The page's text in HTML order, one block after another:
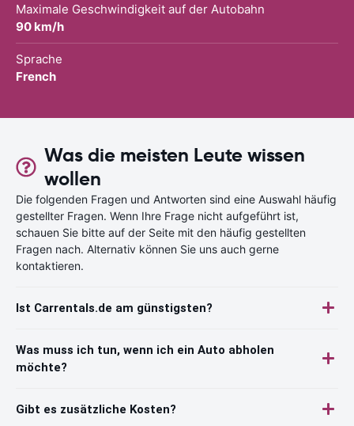
Maximale Geschwindigkeit auf der Autobahn
90 km/h
Sprache
French
Was die meisten Leute wissen
wollen
Die folgenden Fragen und Antworten sind eine Auswahl häufig
gestellter Fragen. Wenn Ihre Frage nicht aufgeführt ist,
schauen Sie bitte auf der Seite mit den häufig gestellten
Fragen nach. Alternativ können Sie uns auch gerne
kontaktieren.
Ist Carrentals.de am günstigsten?
Was muss ich tun, wenn ich ein Auto abholen
möchte?
Gibt es zusätzliche Kosten?